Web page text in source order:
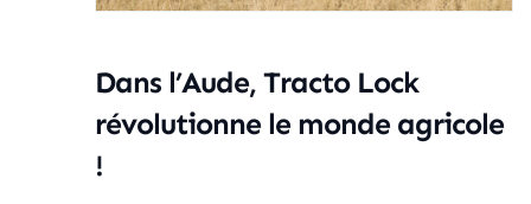
Dans l’Aude, Tracto Lock
révolutionne le monde agricole
!